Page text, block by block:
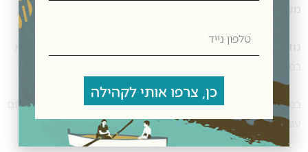
משלוחים לכל רחבי הארץ:
גודל ומשקל חבילה:
במידה והחבילה חורגת מהמידות הנ”ל, אנו נתקשר להוספת תשלום
עובר משלוח נוסף.
נייד
כן, צרפו אותי לקהילה